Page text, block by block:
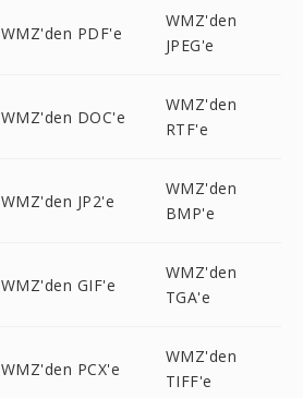
WMZ'den PDF'e
WMZ'den
JPEG'e
WMZ'den DOC'e
WMZ'den
RTF'e
WMZ'den JP2'e
WMZ'den
BMP'e
WMZ'den GIF'e
WMZ'den
TGA'e
WMZ'den PCX'e
WMZ'den
TIFF'e